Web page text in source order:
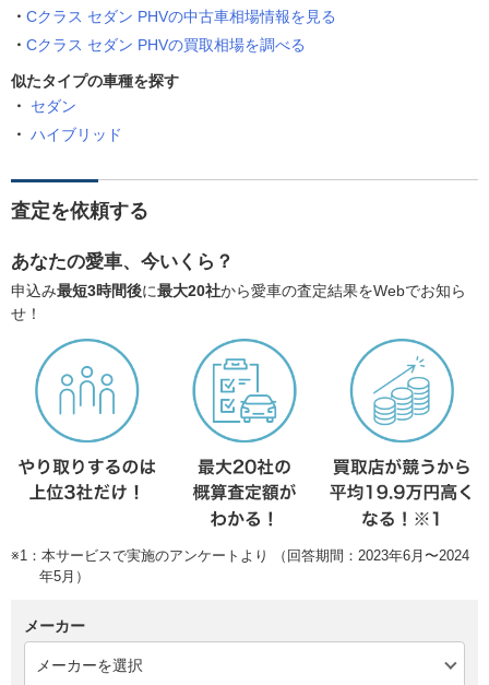
Cクラス セダン PHVの中古車相場情報を見る
Cクラス セダン PHVの買取相場を調べる
似たタイプの車種を探す
セダン
ハイブリッド
査定を依頼する
あなたの愛車、今いくら？
申込み最短3時間後に最大20社から愛車の査定結果をWebでお知ら
せ！
※1：本サービスで実施のアンケートより （回答期間：2023年6月〜2024
年5月）
メーカー